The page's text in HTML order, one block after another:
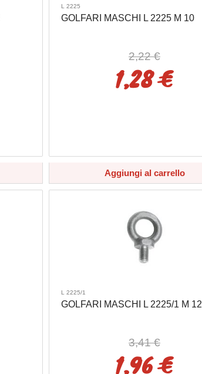
L 2225
GOLFARI MASCHI L 2225 M 10
2,22 €
1,28 €
Aggiungi al carrello
L 2225/1
GOLFARI MASCHI L 2225/1 M 12
3,41 €
1,96 €